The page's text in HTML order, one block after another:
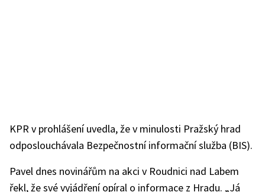
KPR v prohlášení uvedla, že v minulosti Pražský hrad
odposlouchávala Bezpečnostní informační služba (BIS).
Pavel dnes novinářům na akci v Roudnici nad Labem
řekl, že své vyjádření opíral o informace z Hradu. „Já